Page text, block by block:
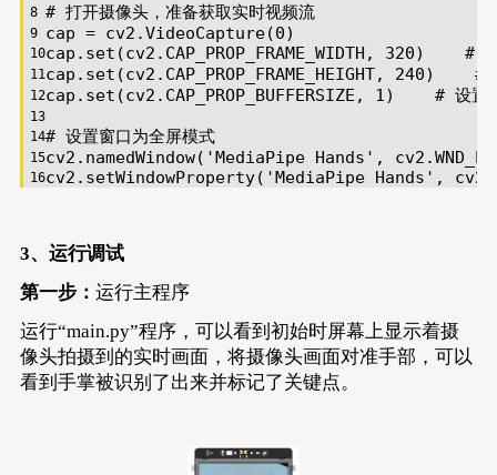
# 打开摄像头，准备获取实时视频流
cap = cv2.VideoCapture(0)
cap.set(cv2.CAP_PROP_FRAME_WIDTH, 320) #
cap.set(cv2.CAP_PROP_FRAME_HEIGHT, 240) #
cap.set(cv2.CAP_PROP_BUFFERSIZE, 1 ) # 设置
# 设置窗口为全屏模式
cv2.namedWindow( 'MediaPipe Hands' ,
cv2.setWindowProperty( 'MediaPipe Hands' ,
    model_complexity=
    min_detection_confidence=
    min_tracking_confidence=
cap.isOpened():
# 读取摄像头的每一帧图像
    success, image = cap.read()
if not success:
# 将图像转换为RGB格式
3、运行调试
第一步： 运行主程序
运行“main.py”程序，可以看到初始时屏幕上显示着摄
像头拍摄到的实时画面，将摄像头画面对准手部，可以
看到手掌被识别了出来并标记了关键点。